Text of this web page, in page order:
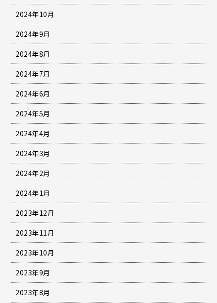
2024年10月
2024年9月
2024年8月
2024年7月
2024年6月
2024年5月
2024年4月
2024年3月
2024年2月
2024年1月
2023年12月
2023年11月
2023年10月
2023年9月
2023年8月